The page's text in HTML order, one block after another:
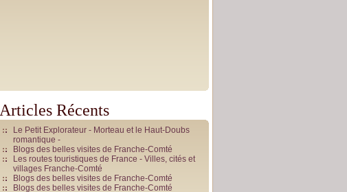
Articles Récents
Le Petit Explorateur - Morteau et le Haut-Doubs
romantique -
Blogs des belles visites de Franche-Comté
Les routes touristiques de France - Villes, cités et
villages Franche-Comté
Blogs des belles visites de Franche-Comté
Blogs des belles visites de Franche-Comté